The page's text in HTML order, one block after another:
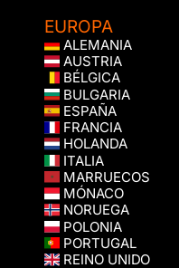
EUROPA
ALEMANIA
AUSTRIA
BÉLGICA
BULGARIA
ESPAÑA
FRANCIA
HOLANDA
ITALIA
MARRUECOS
MÓNACO
NORUEGA
POLONIA
PORTUGAL
REINO UNIDO